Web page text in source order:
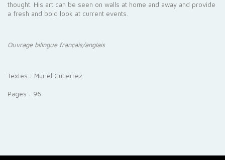
thought. His art can be seen on walls at home and away and provide
a fresh and bold look at current events.
Ouvrage bilingue français/anglais
Textes : Muriel Gutierrez
Pages : 96